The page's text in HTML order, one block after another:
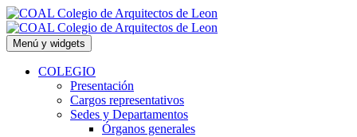
Saltar
al
contenido
Menú y widgets
COLEGIO
Presentación
Cargos representativos
Sedes y Departamentos
Órganos generales